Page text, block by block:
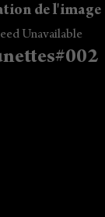
de l'image
Unavailable